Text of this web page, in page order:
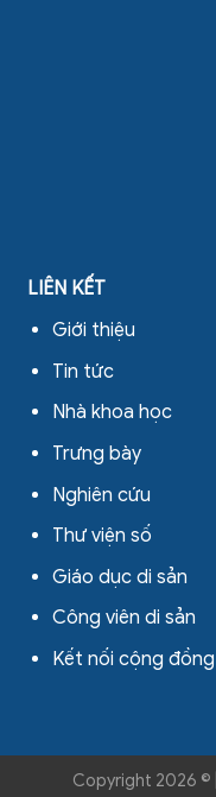
LIÊN KẾT
Giới thiệu
Tin tức
Nhà khoa học
Trưng bày
Nghiên cứu
Thư viện số
Giáo dục di sản
Công viên di sản
Kết nối cộng đồng
Copyright 2026 ©